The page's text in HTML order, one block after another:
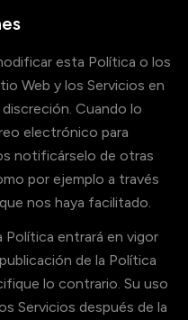
esta Política o los
Web y los Servicios en
Cuando lo
electrónico para
notificárselo de otras
por ejemplo a través
nos haya facilitado.
Política entrará en vigor
de la Política
lo contrario. Su uso
Servicios después de la